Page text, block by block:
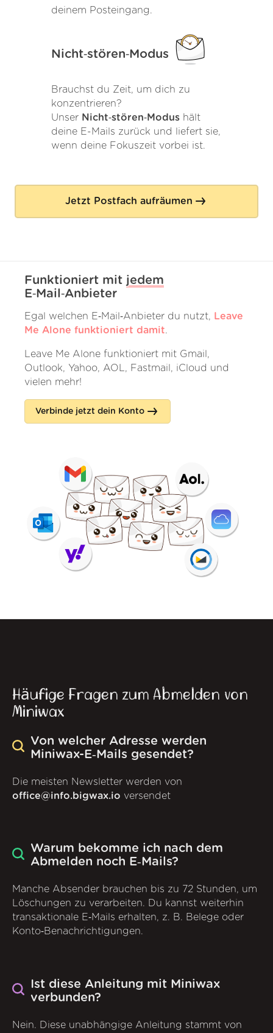
deinem Posteingang.
Nicht‑stören‑Modus
Brauchst du Zeit, um dich zu
konzentrieren?
Unser Nicht‑stören‑Modus hält
deine E-Mails zurück und liefert sie,
wenn deine Fokuszeit vorbei ist.
Jetzt Postfach aufräumen
Funktioniert mit jedem
E‑Mail‑Anbieter
Egal welchen E‑Mail‑Anbieter du nutzt,
Leave
Me Alone funktioniert damit.
Leave Me Alone funktioniert mit Gmail,
Outlook, Yahoo, AOL, Fastmail, iCloud und
vielen mehr!
Verbinde jetzt dein Konto
Häufige Fragen zum Abmelden von
Miniwax
Von welcher Adresse werden
Miniwax-E‑Mails gesendet?
Die meisten Newsletter werden von
office@info.bigwax.io versendet
Warum bekomme ich nach dem
Abmelden noch E‑Mails?
Manche Absender brauchen bis zu 72 Stunden, um
Löschungen zu verarbeiten. Du kannst weiterhin
transaktionale E‑Mails erhalten, z. B. Belege oder
Konto‑Benachrichtigungen.
Ist diese Anleitung mit Miniwax
verbunden?
Nein. Diese unabhängige Anleitung stammt von